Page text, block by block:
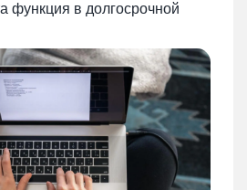
функция в долгосрочной